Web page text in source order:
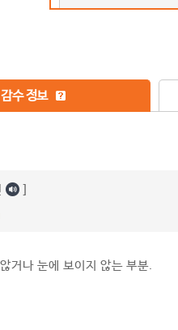
수 정보
]
거나 눈에 보이지 않는 부분.